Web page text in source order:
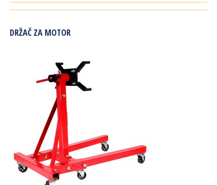
DRŽAČ ZA MOTOR